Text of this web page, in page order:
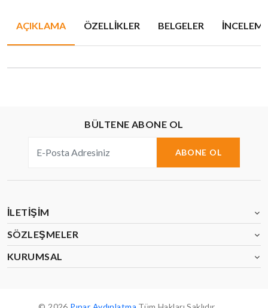
AÇIKLAMA ÖZELLIKLER BELGELER
BÜLTENE ABONE OL
ABONE OL
İLETIŞIM
SÖZLEŞMELER
KURUMSAL